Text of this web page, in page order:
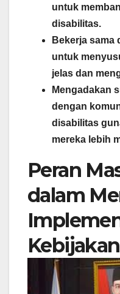
untuk
disabilitas.
Bekerja sama
untuk
jelas dan
Mengadakan
dengan
disabilitas
mereka lebih
Peran
dalam
Kebijakan